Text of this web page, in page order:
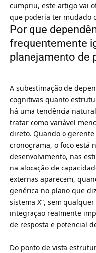
cumpriu, este artigo vai
que poderia ter mudado
Por que
frequentemente
planejamento de
A subestimação de
cognitivas quanto
há uma tendência
tratar como variável
direto. Quando o
cronograma, o foco está
desenvolvimento, nas
na alocação de
externas aparecem,
genérica no plano que
sistema X”, sem
integração realmente
de resposta e potencial
Do ponto de vista